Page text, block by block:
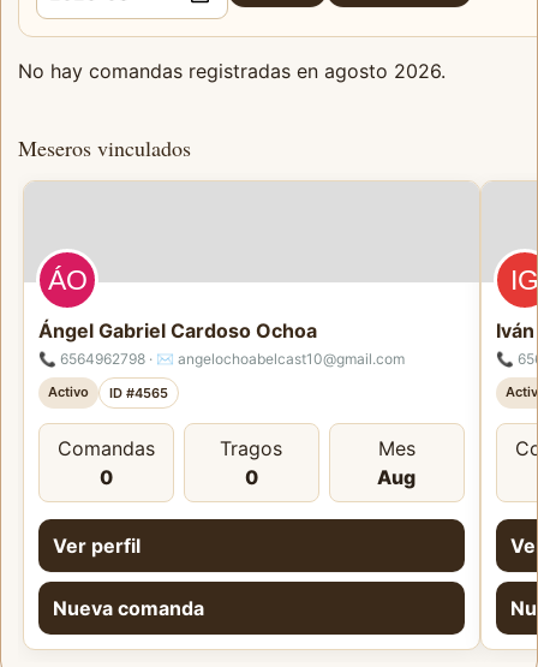
No hay comandas registradas en agosto 2026.
Meseros vinculados
Ángel Gabriel Cardoso Ochoa
📞 6564962798 · ✉️ angelochoabelcast10@gmail.com
Activo ID #4565
Comandas
0
Tragos
0
Mes
Aug
Ver perfil
Nueva comanda
📞